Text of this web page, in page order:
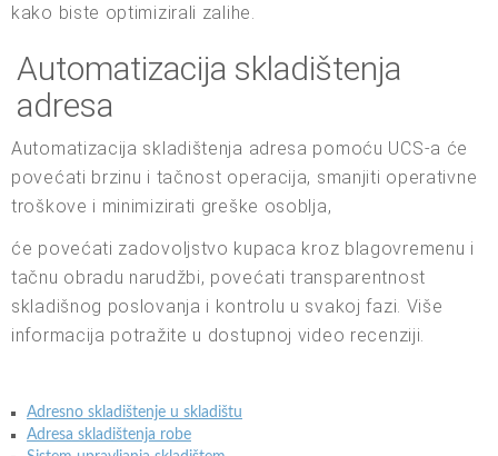
kako biste optimizirali zalihe.
Automatizacija skladištenja
adresa
Automatizacija skladištenja adresa pomoću UCS-a će
povećati brzinu i tačnost operacija, smanjiti operativne
troškove i minimizirati greške osoblja,
će povećati zadovoljstvo kupaca kroz blagovremenu i
tačnu obradu narudžbi, povećati transparentnost
skladišnog poslovanja i kontrolu u svakoj fazi. Više
informacija potražite u dostupnoj video recenziji.
Adresno skladištenje u skladištu
Adresa skladištenja robe